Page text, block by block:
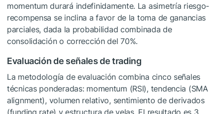
momentum durará indefinidamente. La asimetría riesgo-
recompensa se inclina a favor de la toma de ganancias
parciales, dada la probabilidad combinada de
consolidación o corrección del 70%.
Evaluación de señales de trading
La metodología de evaluación combina cinco señales
técnicas ponderadas: momentum (RSI), tendencia (SMA
alignment), volumen relativo, sentimiento de derivados
(funding rate) y estructura de velas. El resultado es 3